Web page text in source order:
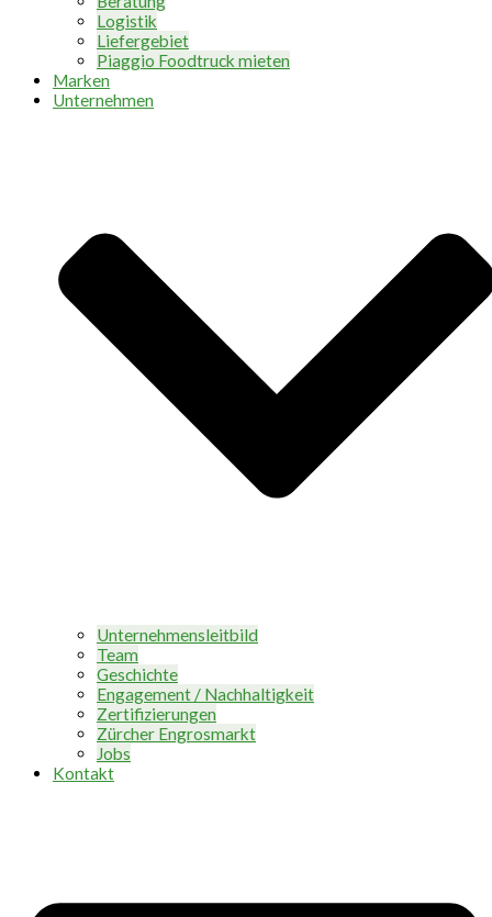
Logistik
Liefergebiet
Piaggio Foodtruck mieten
Marken
Unternehmen
Unternehmensleitbild
Team
Geschichte
Engagement / Nachhaltigkeit
Zertifizierungen
Zürcher Engrosmarkt
Jobs
Kontakt